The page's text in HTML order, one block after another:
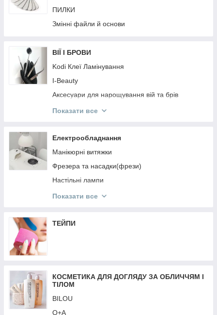
ПИЛКИ
Змінні файли й основи
ВІЇ І БРОВИ
Kodi Клеї Ламінування
I-Beauty
Аксесуари для нарощування вій та брів
ReflectoCil
Levissime
ZOLA
Кисті для брів
Пінцети, ножнички для брів та аксесуари
NIKK MOLE
SCULPTOR
Показати все
Електрообладнання
Манікюрні витяжки
Фрезера та насадки(фрези)
Настільні лампи
Перукарське Електрообладнання
Обладнання для дезінфекції та стерилізації
Стартові набори
Показати все
ТЕЙПИ
КОСМЕТИКА ДЛЯ ДОГЛЯДУ ЗА ОБЛИЧЧЯМ І
ТІЛОМ
BILOU
Q+A